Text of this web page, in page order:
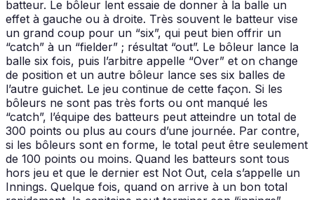
batteur. Le bôleur lent essaie de donner à la balle un
effet à gauche ou à droite. Très souvent le batteur vise
un grand coup pour un “six”, qui peut bien offrir un
“catch” à un “fielder” ; résultat “out”. Le bôleur lance la
balle six fois, puis l’arbitre appelle “Over” et on change
de position et un autre bôleur lance ses six balles de
l’autre guichet. Le jeu continue de cette façon. Si les
bôleurs ne sont pas très forts ou ont manqué les
“catch”, l’équipe des batteurs peut atteindre un total de
300 points ou plus au cours d’une journée. Par contre,
si les bôleurs sont en forme, le total peut être seulement
de 100 points ou moins. Quand les batteurs sont tous
hors jeu et que le dernier est Not Out, cela s’appelle un
Innings. Quelque fois, quand on arrive à un bon total